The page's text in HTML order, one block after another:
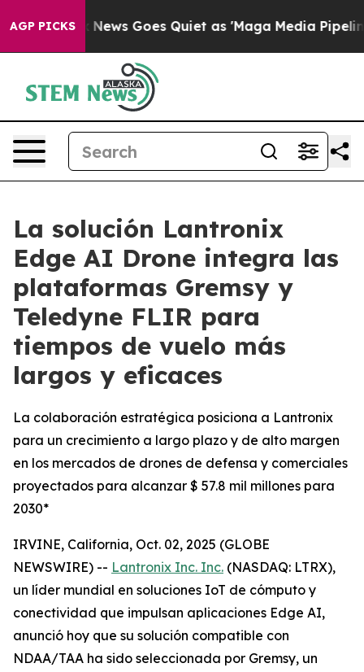
AGP PICKS
News Goes Quiet as 'Maga Media Pipeline'
La solución Lantronix
Edge AI Drone integra las
plataformas Gremsy y
Teledyne FLIR para
tiempos de vuelo más
largos y eficaces
La colaboración estratégica posiciona a Lantronix
para un crecimiento a largo plazo y de alto margen
en los mercados de drones de defensa y comerciales
proyectados para alcanzar $ 57.8 mil millones para
2030*
IRVINE, California, Oct. 02, 2025 (GLOBE
NEWSWIRE) -- Lantronix Inc. Inc. (NASDAQ: LTRX),
un líder mundial en soluciones IoT de cómputo y
conectividad que impulsan aplicaciones Edge AI,
anunció hoy que su solución compatible con
NDAA/TAA ha sido seleccionada por Gremsy, un